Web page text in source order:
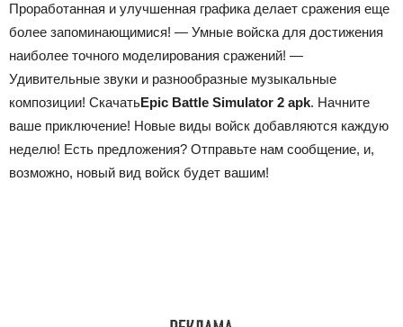
Проработанная и улучшенная графика делает сражения еще
более запоминающимися! — Умные войска для достижения
наиболее точного моделирования сражений! —
Удивительные звуки и разнообразные музыкальные
композиции! СкачатьEpic Battle Simulator 2 apk. Начните
ваше приключение! Новые виды войск добавляются каждую
неделю! Есть предложения? Отправьте нам сообщение, и,
возможно, новый вид войск будет вашим!